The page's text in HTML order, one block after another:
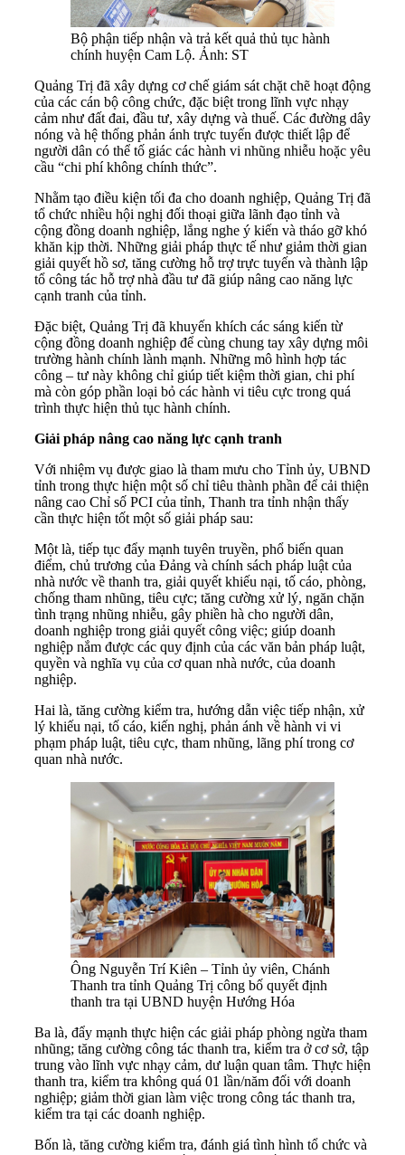
Bộ phận tiếp nhận và trả kết quả thủ tục hành
chính huyện Cam Lộ. Ảnh: ST
Quảng Trị đã xây dựng cơ chế giám sát chặt chẽ hoạt động
của các cán bộ công chức, đặc biệt trong lĩnh vực nhạy
cảm như đất đai, đầu tư, xây dựng và thuế. Các đường dây
nóng và hệ thống phản ánh trực tuyến được thiết lập để
người dân có thể tố giác các hành vi nhũng nhiễu hoặc yêu
cầu “chi phí không chính thức”.
Nhằm tạo điều kiện tối đa cho doanh nghiệp, Quảng Trị đã
tổ chức nhiều hội nghị đối thoại giữa lãnh đạo tỉnh và
cộng đồng doanh nghiệp, lắng nghe ý kiến và tháo gỡ khó
khăn kịp thời. Những giải pháp thực tế như giảm thời gian
giải quyết hồ sơ, tăng cường hỗ trợ trực tuyến và thành lập
tổ công tác hỗ trợ nhà đầu tư đã giúp nâng cao năng lực
cạnh tranh của tỉnh.
Đặc biệt, Quảng Trị đã khuyến khích các sáng kiến từ
cộng đồng doanh nghiệp để cùng chung tay xây dựng môi
trường hành chính lành mạnh. Những mô hình hợp tác
công – tư này không chỉ giúp tiết kiệm thời gian, chi phí
mà còn góp phần loại bỏ các hành vi tiêu cực trong quá
trình thực hiện thủ tục hành chính.
Giải pháp nâng cao năng lực cạnh tranh
Với nhiệm vụ được giao là tham mưu cho Tỉnh ủy, UBND
tỉnh trong thực hiện một số chỉ tiêu thành phần để cải thiện
nâng cao Chỉ số PCI của tỉnh, Thanh tra tỉnh nhận thấy
cần thực hiện tốt một số giải pháp sau:
Một là, tiếp tục đẩy mạnh tuyên truyền, phổ biến quan
điểm, chủ trương của Đảng và chính sách pháp luật của
nhà nước về thanh tra, giải quyết khiếu nại, tố cáo, phòng,
chống tham nhũng, tiêu cực; tăng cường xử lý, ngăn chặn
tình trạng nhũng nhiễu, gây phiền hà cho người dân,
doanh nghiệp trong giải quyết công việc; giúp doanh
nghiệp nắm được các quy định của các văn bản pháp luật,
quyền và nghĩa vụ của cơ quan nhà nước, của doanh
nghiệp.
Hai là, tăng cường kiểm tra, hướng dẫn việc tiếp nhận, xử
lý khiếu nại, tố cáo, kiến nghị, phản ánh về hành vi vi
phạm pháp luật, tiêu cực, tham nhũng, lãng phí trong cơ
quan nhà nước.
Ông Nguyễn Trí Kiên – Tỉnh ủy viên, Chánh
Thanh tra tỉnh Quảng Trị công bố quyết định
thanh tra tại UBND huyện Hướng Hóa
Ba là, đẩy mạnh thực hiện các giải pháp phòng ngừa tham
nhũng; tăng cường công tác thanh tra, kiểm tra ở cơ sở, tập
trung vào lĩnh vực nhạy cảm, dư luận quan tâm. Thực hiện
thanh tra, kiểm tra không quá 01 lần/năm đối với doanh
nghiệp; giảm thời gian làm việc trong công tác thanh tra,
kiểm tra tại các doanh nghiệp.
Bốn là, tăng cường kiểm tra, đánh giá tình hình tổ chức và